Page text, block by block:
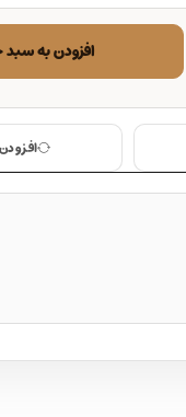
افزودن به سبد